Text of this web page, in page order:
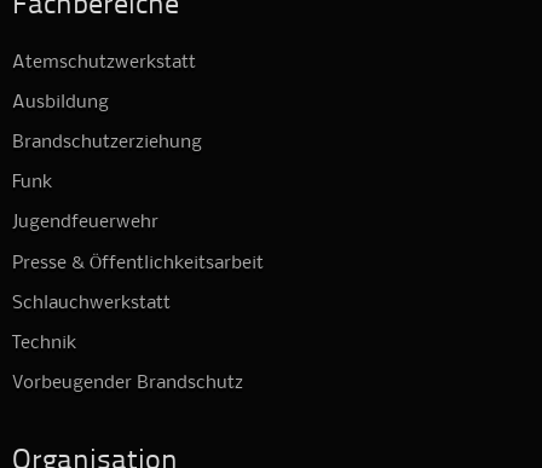
Atemschutzwerkstatt
Ausbildung
Brandschutzerziehung
Funk
Jugendfeuerwehr
Presse & Öffentlichkeitsarbeit
Schlauchwerkstatt
Technik
Vorbeugender Brandschutz